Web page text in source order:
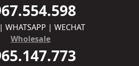
WHATSAPP | WECHAT
Wholesale